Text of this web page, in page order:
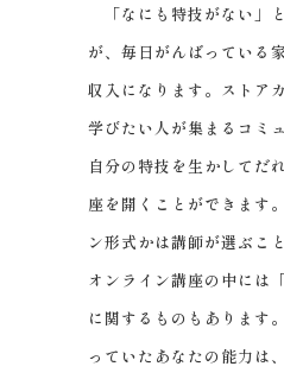
「なにも特技がない」
が、毎日がんばっている
収入になります。ストア
学びたい人が集まるコミ
自分の特技を生かしてだ
座を開くことができます
ン形式かは講師が選ぶこ
オンライン講座の中には
に関するものもあります
っていたあなたの能力は